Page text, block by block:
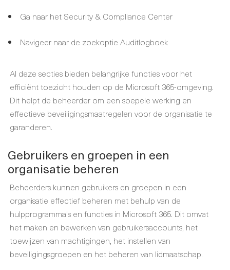
Ga naar het Security & Compliance Center
Navigeer naar de zoekoptie Auditlogboek
Al deze secties bieden belangrijke functies voor het
efficiënt toezicht houden op de Microsoft 365-omgeving.
Dit helpt de beheerder om een soepele werking en
effectieve beveiligingsmaatregelen voor de organisatie te
garanderen.
Gebruikers en groepen in een
organisatie beheren
Beheerders kunnen gebruikers en groepen in een
organisatie effectief beheren met behulp van de
hulpprogramma's en functies in Microsoft 365. Dit omvat
het maken en bewerken van gebruikersaccounts, het
toewijzen van machtigingen, het instellen van
beveiligingsgroepen en het beheren van lidmaatschap.